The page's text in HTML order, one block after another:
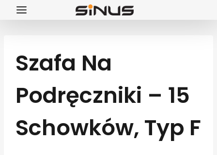
Przejdź
Szafa Na
Podręczniki – 15
Schowków, Typ F